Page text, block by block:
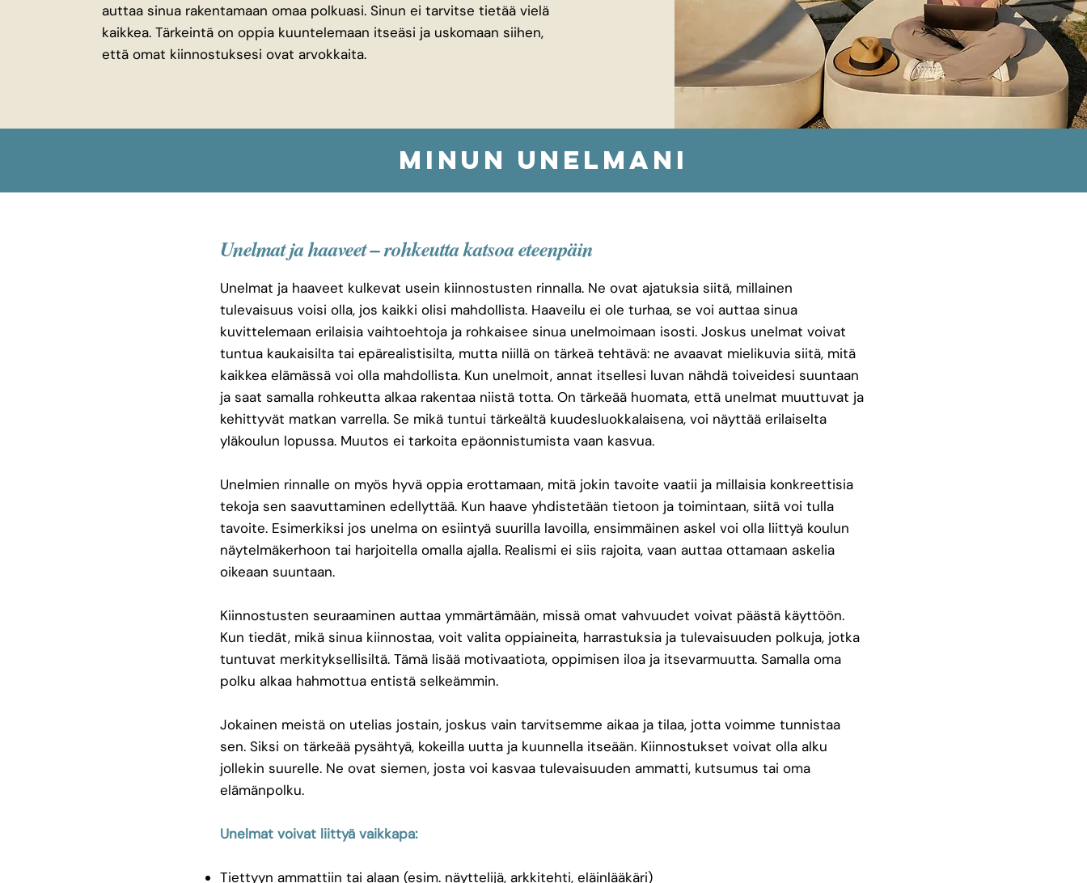
auttaa sinua rakentamaan omaa polkuasi. Sinun ei tarvitse tietää vielä
kaikkea. Tärkeintä on oppia kuuntelemaan itseäsi ja uskomaan siihen,
että omat kiinnostuksesi ovat arvokkaita.
minun unelmani
Unelmat ja haaveet – rohkeutta katsoa eteenpäin
Unelmat ja haaveet kulkevat usein kiinnostusten rinnalla. Ne ovat ajatuksia siitä, millainen
tulevaisuus voisi olla, jos kaikki olisi mahdollista. Haaveilu ei ole turhaa, se voi auttaa sinua
kuvittelemaan erilaisia vaihtoehtoja ja rohkaisee sinua unelmoimaan isosti. Joskus unelmat voivat
tuntua kaukaisilta tai epärealistisilta, mutta niillä on tärkeä tehtävä: ne avaavat mielikuvia siitä, mitä
kaikkea elämässä voi olla mahdollista. Kun unelmoit, annat itsellesi luvan nähdä toiveidesi suuntaan
ja saat samalla rohkeutta alkaa rakentaa niistä totta. On tärkeää huomata, että unelmat muuttuvat ja
kehittyvät matkan varrella. Se mikä tuntui tärkeältä kuudesluokkalaisena, voi näyttää erilaiselta
yläkoulun lopussa. Muutos ei tarkoita epäonnistumista vaan kasvua.
Unelmien rinnalle on myös hyvä oppia erottamaan, mitä jokin tavoite vaatii ja millaisia konkreettisia
tekoja sen saavuttaminen edellyttää. Kun haave yhdistetään tietoon ja toimintaan, siitä voi tulla
tavoite. Esimerkiksi jos unelma on esiintyä suurilla lavoilla, ensimmäinen askel voi olla liittyä koulun
näytelmäkerhoon tai harjoitella omalla ajalla. Realismi ei siis rajoita, vaan auttaa ottamaan askelia
oikeaan suuntaan.
Kiinnostusten seuraaminen auttaa ymmärtämään, missä omat vahvuudet voivat päästä käyttöön.
Kun tiedät, mikä sinua kiinnostaa, voit valita oppiaineita, harrastuksia ja tulevaisuuden polkuja, jotka
tuntuvat merkityksellisiltä. Tämä lisää motivaatiota, oppimisen iloa ja itsevarmuutta. Samalla oma
polku alkaa hahmottua entistä selkeämmin.
Jokainen meistä on utelias jostain, joskus vain tarvitsemme aikaa ja tilaa, jotta voimme tunnistaa
sen. Siksi on tärkeää pysähtyä, kokeilla uutta ja kuunnella itseään. Kiinnostukset voivat olla alku
jollekin suurelle. Ne ovat siemen, josta voi kasvaa tulevaisuuden ammatti, kutsumus tai oma
elämänpolku.
Unelmat voivat liittyä vaikkapa:
Tiettyyn ammattiin tai alaan (esim. näyttelijä, arkkitehti, eläinlääkäri)